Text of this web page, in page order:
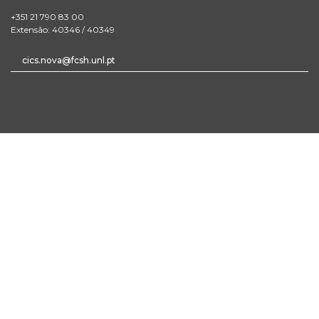
+351 21 790 83 00
Extensão: 40346 / 40349
cics.nova@fcsh.unl.pt